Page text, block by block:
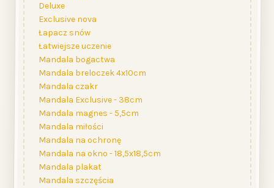
Deluxe
Exclusive nova
Łapacz snów
Łatwiejsze uczenie
Mandala bogactwa
Mandala breloczek 4x10cm
Mandala czakr
Mandala Exclusive - 38cm
Mandala magnes - 5,5cm
Mandala miłości
Mandala na ochronę
Mandala na okno - 18,5x18,5cm
Mandala plakat
Mandala szczęścia